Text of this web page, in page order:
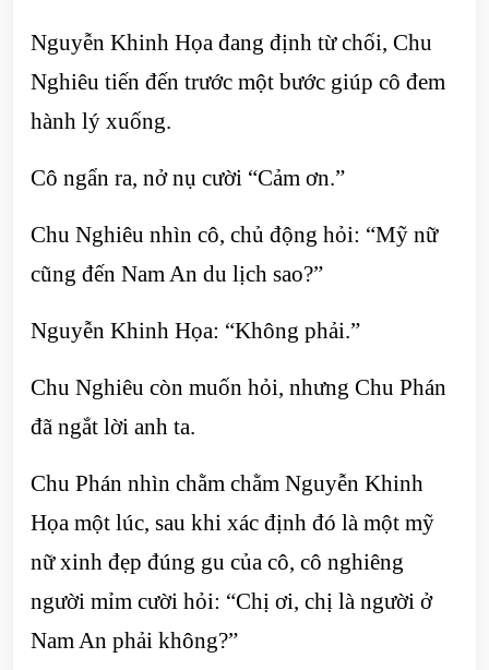
Nguyễn Khinh Họa đang định từ chối, Chu
Nghiêu tiến đến trước một bước giúp cô đem
hành lý xuống.
Cô ngẩn ra, nở nụ cười “Cảm ơn.”
Chu Nghiêu nhìn cô, chủ động hỏi: “Mỹ nữ
cũng đến Nam An du lịch sao?”
Nguyễn Khinh Họa: “Không phải.”
Chu Nghiêu còn muốn hỏi, nhưng Chu Phán
đã ngắt lời anh ta.
Chu Phán nhìn chằm chằm Nguyễn Khinh
Họa một lúc, sau khi xác định đó là một mỹ
nữ xinh đẹp đúng gu của cô, cô nghiêng
người mỉm cười hỏi: “Chị ơi, chị là người ở
Nam An phải không?”